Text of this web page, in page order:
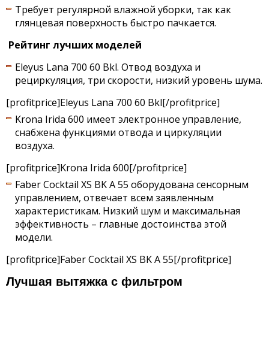
Требует регулярной влажной уборки, так как
глянцевая поверхность быстро пачкается.
Рейтинг лучших моделей
Eleyus Lana 700 60 Bkl. Отвод воздуха и
рециркуляция, три скорости, низкий уровень шума.
[profitprice]Eleyus Lana 700 60 Bkl[/profitprice]
Krona Irida 600 имеет электронное управление,
снабжена функциями отвода и циркуляции
воздуха.
[profitprice]Krona Irida 600[/profitprice]
Faber Cocktail XS BK A 55 оборудована сенсорным
управлением, отвечает всем заявленным
характеристикам. Низкий шум и максимальная
эффективность – главные достоинства этой
модели.
[profitprice]Faber Cocktail XS BK A 55[/profitprice]
Лучшая вытяжка с фильтром